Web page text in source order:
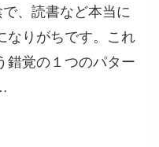
、読書など本当に
なりがちです。これ
錯覚の１つのパター